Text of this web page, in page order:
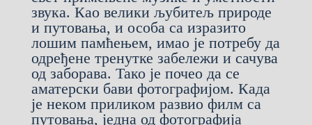
звука. Као велики љубитељ природе
и путовања, и особа са изразито
лошим памћењем, имао је потребу да
одређене тренутке забележи и сачува
од заборава. Тако је почео да се
аматерски бави фотографијом. Када
је неком приликом развио филм са
путовања, једна од фотографија